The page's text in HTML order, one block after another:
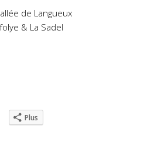
de Langueux
& La Sadel
Plus